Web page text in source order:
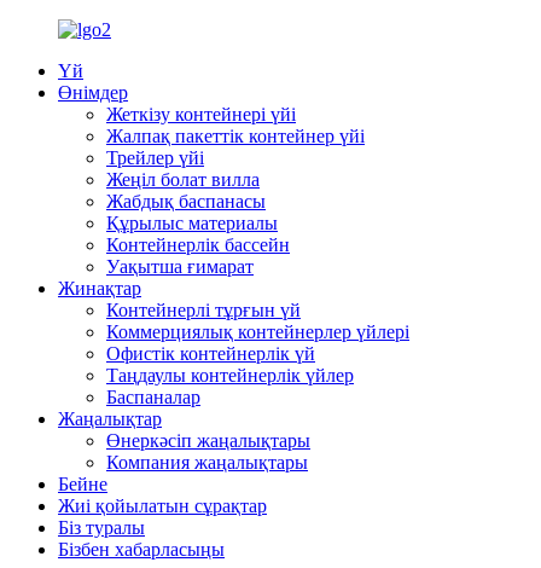
Үй
Өнімдер
Жеткізу контейнері үйі
Жалпақ пакеттік контейнер үйі
Трейлер үйі
Жеңіл болат вилла
Жабдық баспанасы
Құрылыс материалы
Контейнерлік бассейн
Уақытша ғимарат
Жинақтар
Контейнерлі тұрғын үй
Коммерциялық контейнерлер үйлері
Офистік контейнерлік үй
Таңдаулы контейнерлік үйлер
Баспаналар
Жаңалықтар
Өнеркәсіп жаңалықтары
Компания жаңалықтары
Бейне
Жиі қойылатын сұрақтар
Біз туралы
Бізбен хабарласыңы